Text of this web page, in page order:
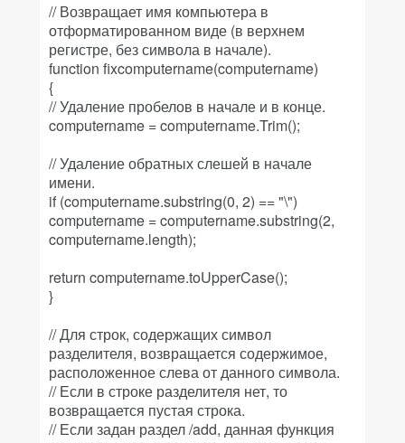
// Возвращает имя компьютера в
отформатированном виде (в верхнем
регистре, без символа в начале).
function fixcomputername(computername)
{
// Удаление пробелов в начале и в конце.
computername = computername.Trim();
// Удаление обратных слешей в начале
имени.
if (computername.substring(0, 2) == "\")
computername = computername.substring(2,
computername.length);
return computername.toUpperCase();
}
// Для строк, содержащих символ
разделителя, возвращается содержимое,
расположенное слева от данного символа.
// Если в строке разделителя нет, то
возвращается пустая строка.
// Если задан раздел /add, данная функция